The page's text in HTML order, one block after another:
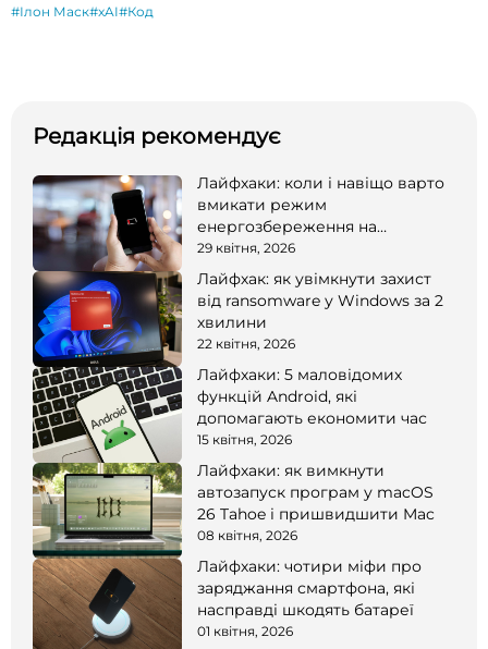
#Ілон Маск#xAI#Код
Редакція рекомендує
Лайфхаки: коли і навіщо варто
вмикати режим
енергозбереження на
смартфоні
29 квітня, 2026
Лайфхак: як увімкнути захист
від ransomware у Windows за 2
хвилини
22 квітня, 2026
Лайфхаки: 5 маловідомих
функцій Android, які
допомагають економити час
15 квітня, 2026
Лайфхаки: як вимкнути
автозапуск програм у macOS
26 Tahoe і пришвидшити Mac
08 квітня, 2026
Лайфхаки: чотири міфи про
заряджання смартфона, які
насправді шкодять батареї
01 квітня, 2026